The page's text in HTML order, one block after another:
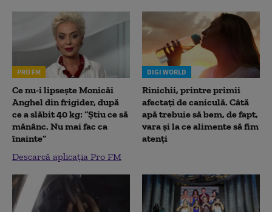
PRO FM
Ce nu-i lipsește Monicăi
Anghel din frigider, după
ce a slăbit 40 kg: “Știu ce să
mănânc. Nu mai fac ca
înainte”
Descarcă aplicația Pro FM
DIGI WORLD
Rinichii, printre primii
afectați de caniculă. Câtă
apă trebuie să bem, de fapt,
vara și la ce alimente să fim
atenți